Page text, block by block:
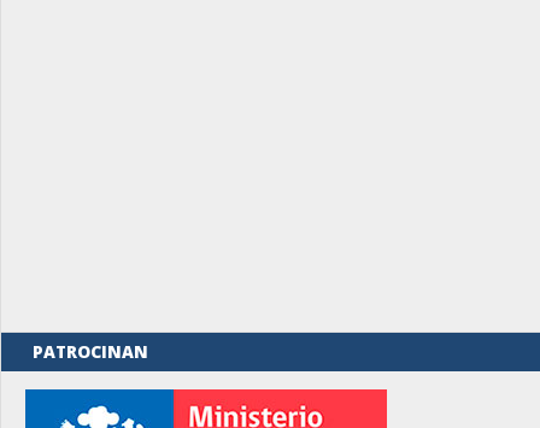
PATROCINAN